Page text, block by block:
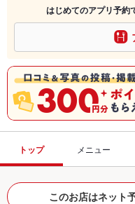
はじめてのアプリ予約
トップ メニュー
このお店はネット